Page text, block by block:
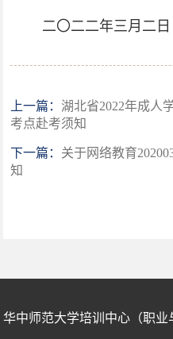
二〇二二年三月二日
上一篇： 湖北省2022年成人
考点赴考须知
下一篇： 关于网络教育
知
华中师范大学培训中心（职